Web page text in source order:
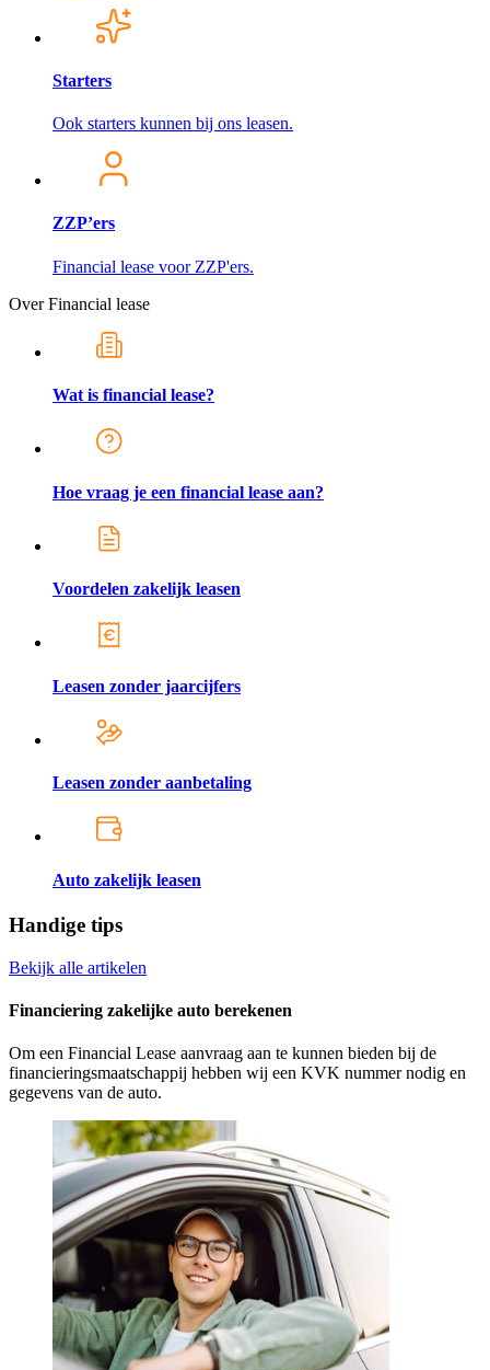
Starters
Ook starters kunnen bij ons leasen.
ZZP’ers
Financial lease voor ZZP'ers.
Over Financial lease
Wat is financial lease?
Hoe vraag je een financial lease aan?
Voordelen zakelijk leasen
Leasen zonder jaarcijfers
Leasen zonder aanbetaling
Auto zakelijk leasen
Handige tips
Bekijk alle artikelen
Financiering zakelijke auto berekenen
Om een Financial Lease aanvraag aan te kunnen bieden bij de
financieringsmaatschappij hebben wij een KVK nummer nodig en
gegevens van de auto.